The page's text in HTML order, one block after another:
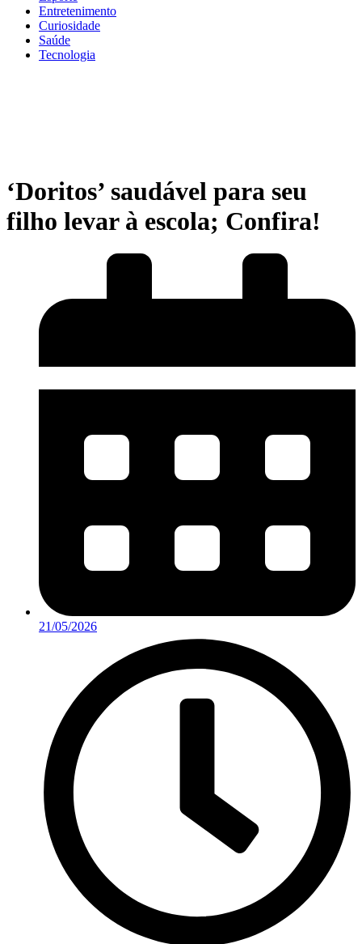
Entretenimento
Curiosidade
Saúde
Tecnologia
‘Doritos’ saudável para seu
filho levar à escola; Confira!
21/05/2026